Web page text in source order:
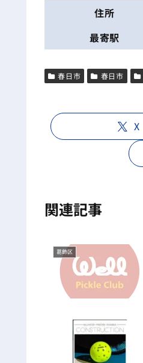
住所
最寄駅
春日市 春日市
X
関連記事
葛飾区